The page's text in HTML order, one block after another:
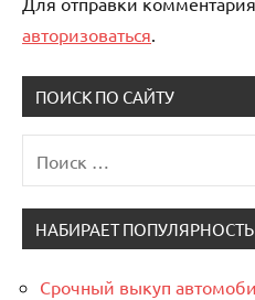
авторизоваться.
ПОИСК ПО САЙТУ
для:
НАБИРАЕТ ПОПУЛЯРНОСТЬ
Срочный выкуп